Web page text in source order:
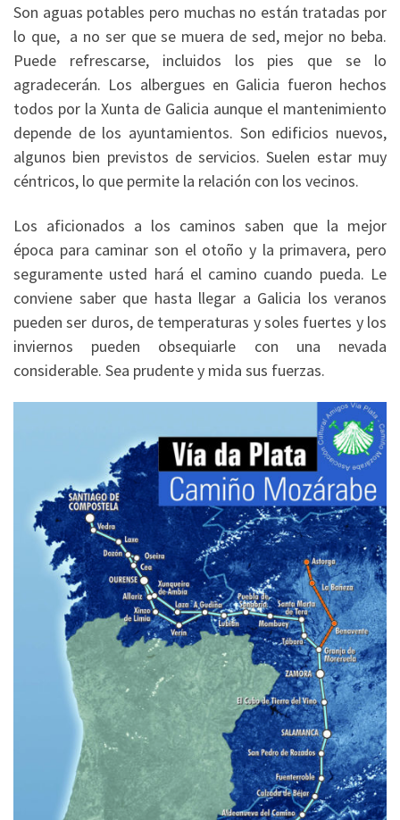
Son aguas potables pero muchas no están tratadas por
lo que, a no ser que se muera de sed, mejor no beba.
Puede refrescarse, incluidos los pies que se lo
agradecerán. Los albergues en Galicia fueron hechos
todos por la Xunta de Galicia aunque el mantenimiento
depende de los ayuntamientos. Son edificios nuevos,
algunos bien previstos de servicios. Suelen estar muy
céntricos, lo que permite la relación con los vecinos.
Los aficionados a los caminos saben que la mejor
época para caminar son el otoño y la primavera, pero
seguramente usted hará el camino cuando pueda. Le
conviene saber que hasta llegar a Galicia los veranos
pueden ser duros, de temperaturas y soles fuertes y los
inviernos pueden obsequiarle con una nevada
considerable. Sea prudente y mida sus fuerzas.